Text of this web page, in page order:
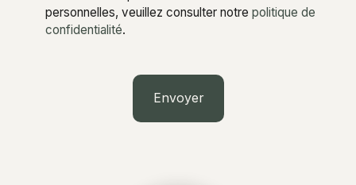
personnelles, veuillez consulter notre politique de
confidentialité.
Envoyer